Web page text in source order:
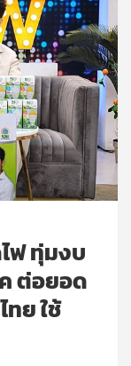
ฟ ทุ่มงบ
ต่อยอด
ย ใช้